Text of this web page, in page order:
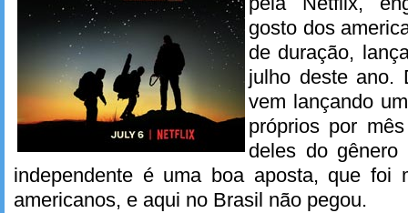
gosto dos
de duração,
julho deste ano.
vem lançando
próprios por
deles do
independente é uma boa aposta, que foi
americanos, e aqui no Brasil não pegou.